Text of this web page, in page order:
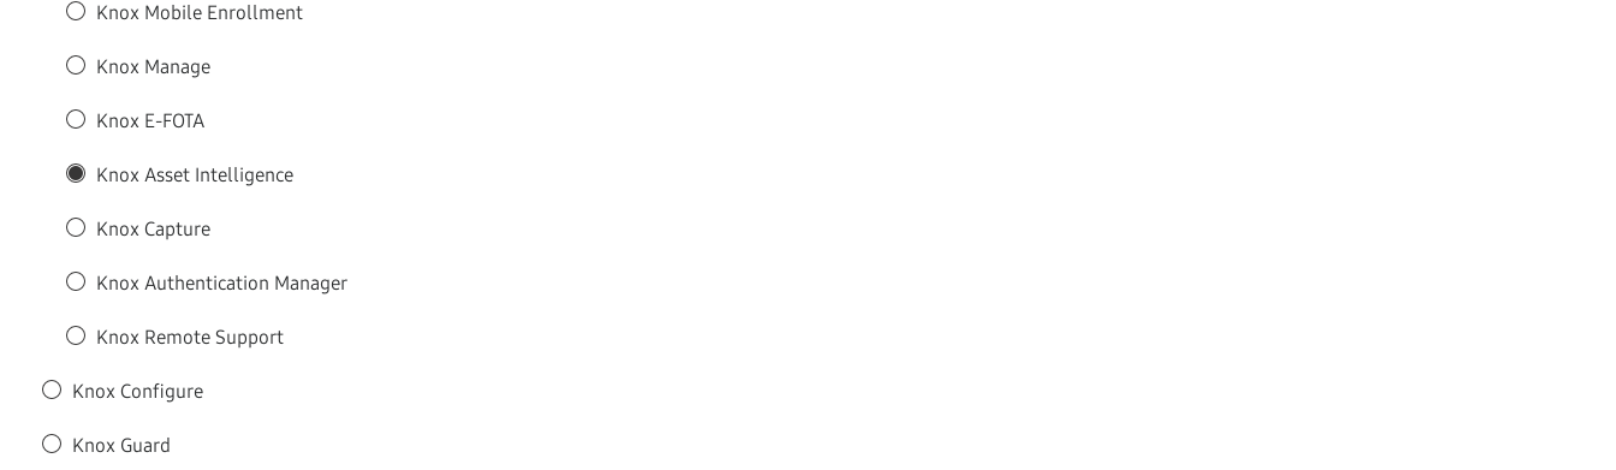
Knox Mobile Enrollment
Knox Manage
Knox E-FOTA
Knox Asset Intelligence
Knox Capture
Knox Authentication Manager
Knox Remote Support
Knox Configure
Knox Guard